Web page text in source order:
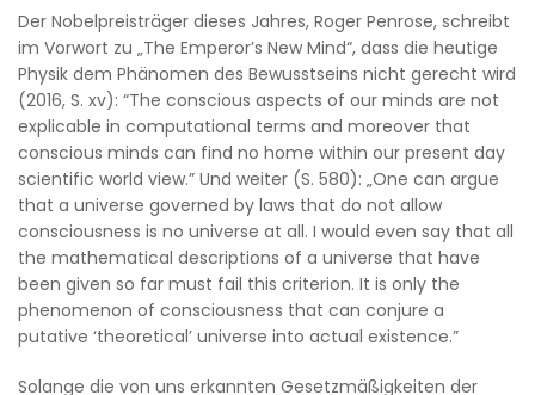
Der Nobelpreisträger dieses Jahres, Roger Penrose, schreibt
im Vorwort zu „The Emperor’s New Mind“, dass die heutige
Physik dem Phänomen des Bewusstseins nicht gerecht wird
(2016, S. xv): “The conscious aspects of our minds are not
explicable in computational terms and moreover that
conscious minds can find no home within our present day
scientific world view.” Und weiter (S. 580): „One can argue
that a universe governed by laws that do not allow
consciousness is no universe at all. I would even say that all
the mathematical descriptions of a universe that have
been given so far must fail this criterion. It is only the
phenomenon of consciousness that can conjure a
putative ‘theoretical’ universe into actual existence.”
Solange die von uns erkannten Gesetzmäßigkeiten der